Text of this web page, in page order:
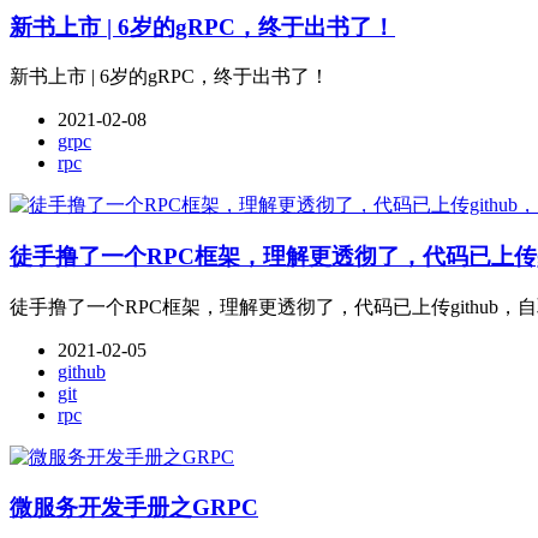
新书上市 | 6岁的gRPC，终于出书了！
新书上市 | 6岁的gRPC，终于出书了！
2021-02-08
grpc
rpc
徒手撸了一个RPC框架，理解更透彻了，代码已上
徒手撸了一个RPC框架，理解更透彻了，代码已上传github，
2021-02-05
github
git
rpc
微服务开发手册之GRPC